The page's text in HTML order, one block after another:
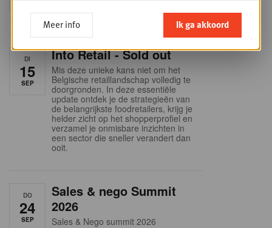
onderhandelingstafel is geen toeval!
DI
15
SEP
Into Retail - Sold out
Mis deze unieke kans niet om het
Belgische retaillandschap volledig te
doorgronden. In deze essentiële
update ontdek je de strategieën van
de belangrijkste foodretailers, krijg je
helder zicht op het shopperprofiel en
verzamel je onmisbare inzichten in
een sector die sneller verandert dan
ooit.
DO
24
SEP
Sales & nego Summit
2026
Sales & Nego summit 2026
Meer info Ik ga akkoord